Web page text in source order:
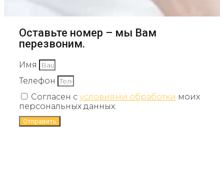
Оставьте номер – мы Вам
перезвоним.
Имя
Телефон
Согласен с условиями обработки моих
персональных данных.
Отправить